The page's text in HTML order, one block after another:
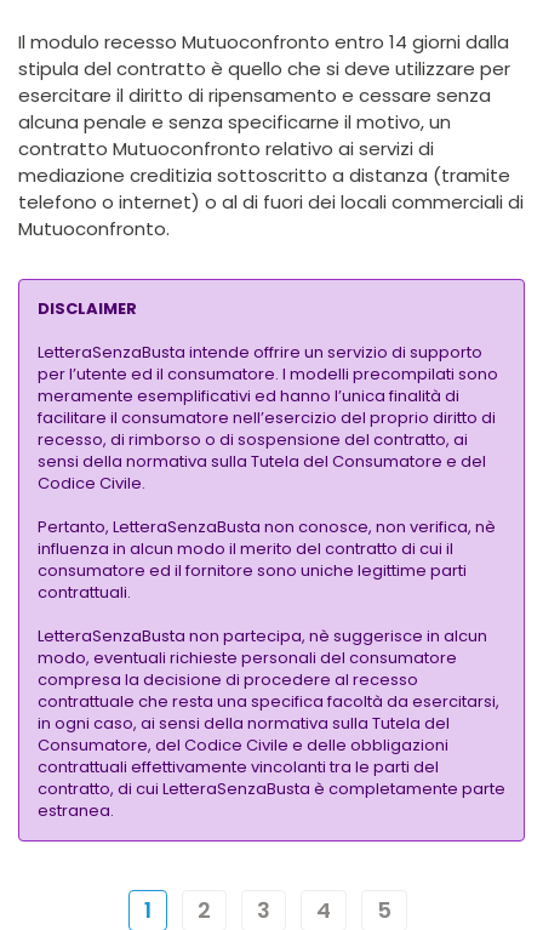
Il modulo recesso Mutuoconfronto entro 14 giorni dalla
stipula del contratto è quello che si deve utilizzare per
esercitare il diritto di ripensamento e cessare senza
alcuna penale e senza specificarne il motivo, un
contratto Mutuoconfronto relativo ai servizi di
mediazione creditizia sottoscritto a distanza (tramite
telefono o internet) o al di fuori dei locali commerciali di
Mutuoconfronto.
DISCLAIMER
LetteraSenzaBusta intende offrire un servizio di supporto
per l’utente ed il consumatore. I modelli precompilati sono
meramente esemplificativi ed hanno l’unica finalità di
facilitare il consumatore nell’esercizio del proprio diritto di
recesso, di rimborso o di sospensione del contratto, ai
sensi della normativa sulla Tutela del Consumatore e del
Codice Civile.
Pertanto, LetteraSenzaBusta non conosce, non verifica, nè
influenza in alcun modo il merito del contratto di cui il
consumatore ed il fornitore sono uniche legittime parti
contrattuali.
LetteraSenzaBusta non partecipa, nè suggerisce in alcun
modo, eventuali richieste personali del consumatore
compresa la decisione di procedere al recesso
contrattuale che resta una specifica facoltà da esercitarsi,
in ogni caso, ai sensi della normativa sulla Tutela del
Consumatore, del Codice Civile e delle obbligazioni
contrattuali effettivamente vincolanti tra le parti del
contratto, di cui LetteraSenzaBusta è completamente parte
estranea.
1 2 3 4 5